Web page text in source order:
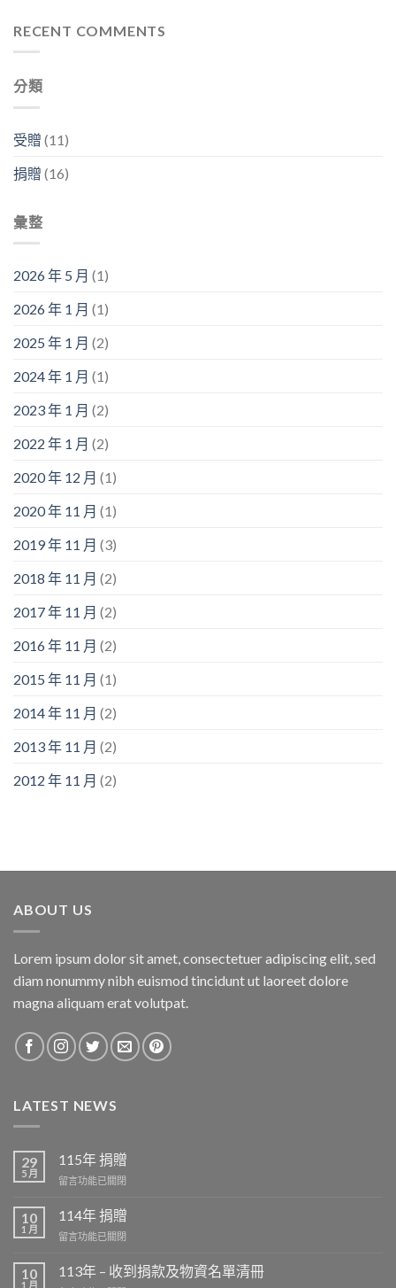
名
捐
RECENT COMMENTS
分類
受贈 (11)
捐贈 (16)
彙整
2026 年 5 月 (1)
2026 年 1 月 (1)
2025 年 1 月 (2)
2024 年 1 月 (1)
2023 年 1 月 (2)
2022 年 1 月 (2)
2020 年 12 月 (1)
2020 年 11 月 (1)
2019 年 11 月 (3)
2018 年 11 月 (2)
2017 年 11 月 (2)
2016 年 11 月 (2)
2015 年 11 月 (1)
2014 年 11 月 (2)
2013 年 11 月 (2)
2012 年 11 月 (2)
ABOUT US
Lorem ipsum dolor sit amet, consectetuer adipiscing elit, sed
diam nonummy nibh euismod tincidunt ut laoreet dolore
magna aliquam erat volutpat.
LATEST NEWS
29
5 月
115年 捐贈
在
年
贈〉
留言功能已關閉
10
1 月
114年 捐贈
在
年
留言功能已關閉
10
1 月
113年 – 收到捐款及物資名單清冊